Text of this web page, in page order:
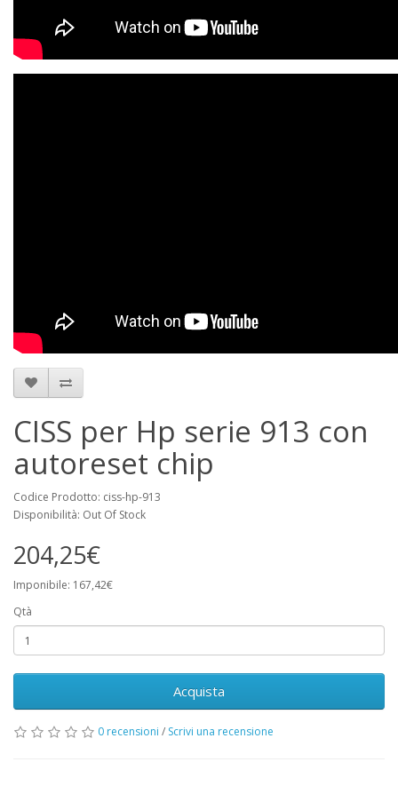
CISS per Hp serie 913 con
autoreset chip
Codice Prodotto: ciss-hp-913
Disponibilità: Out Of Stock
204,25€
Imponibile: 167,42€
Qtà
Acquista
0 recensioni / Scrivi una recensione